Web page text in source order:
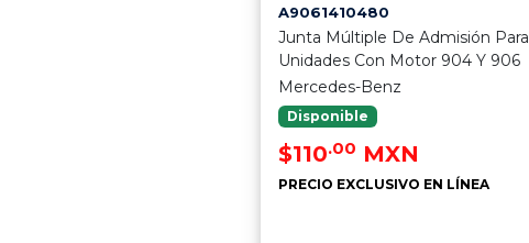
A9061410480
Junta Múltiple De Admisión Para
Unidades Con Motor 904 Y 906
Mercedes-Benz
Disponible
$110.00 MXN
PRECIO EXCLUSIVO EN LÍNEA